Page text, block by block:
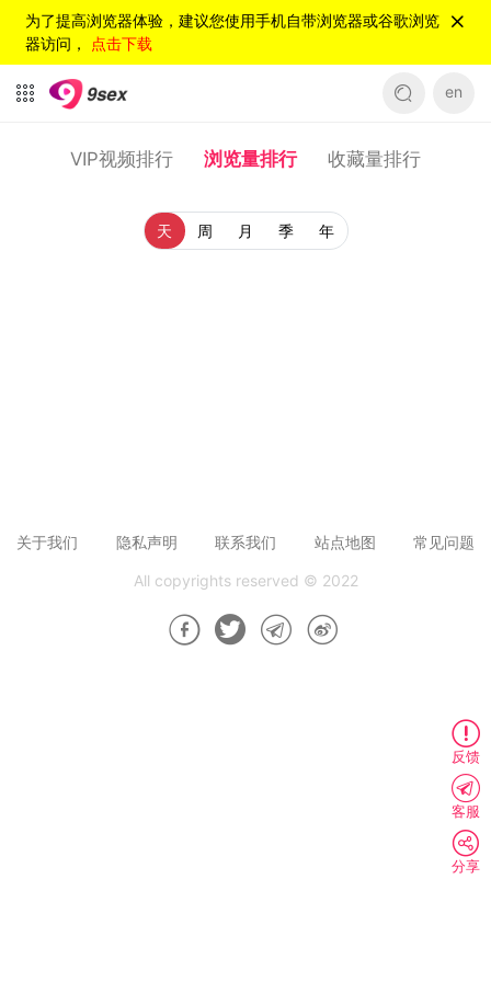
为了提高浏览器体验，建议您使用手机自带浏览器或谷歌浏览
器访问， 点击下载
en
VIP视频排行 浏览量排行 收藏量排行
天 周 月 季 年
反馈
客服
分享
关于我们 隐私声明 联系我们 站点地图 常见问题
All copyrights reserved © 2022